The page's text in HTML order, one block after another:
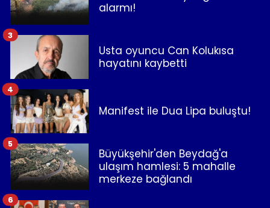
alarmı!
Usta oyuncu Can Kolukısa
hayatını kaybetti
3
Manifest ile Dua Lipa buluştu!
4
Büyükşehir'den Beydağ'a
ulaşım hamlesi: 5 mahalle
merkeze bağlandı
5
6